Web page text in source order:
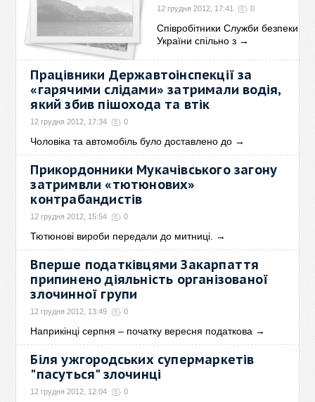
12 грудня 2012, 17:41 0
Співробітники Служби безпеки
України спільно з →
Працівники Державтоінспекції за
«гарячими слідами» затримали водія,
який збив пішохода та втік
12 грудня 2012, 17:34 0
Чоловіка та автомобіль було доставлено до →
Прикордонники Мукачівського загону
затримвли «тютюнових»
контрабандистів
12 грудня 2012, 15:54 0
Тютюнові вироби передали до митниці. →
Вперше податківцями Закарпаття
припинено діяльність організованої
злочинної групи
12 грудня 2012, 13:49 0
Наприкінці серпня – початку вересня податкова →
Біля ужгородських супермаркетів
"пасуться" злочинці
12 грудня 2012, 12:04 0